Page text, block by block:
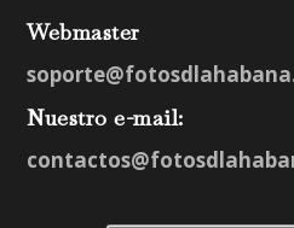
Webmaster
Nuestro e-mail: